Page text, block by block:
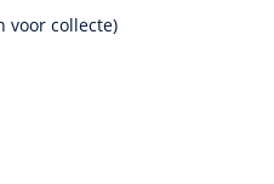
voor collecte)